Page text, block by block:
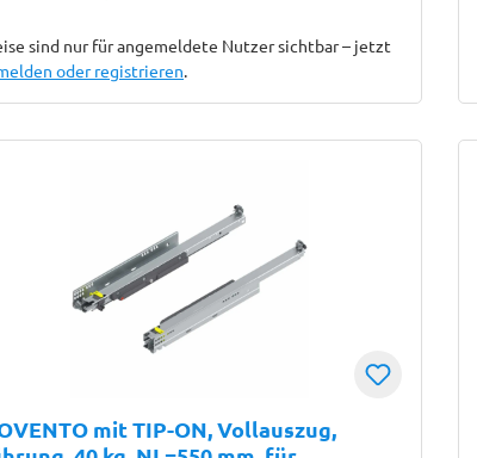
sind nur für angemeldete Nutzer sichtbar – jetzt
oder registrieren.
mit TIP-ON, Vollauszug,